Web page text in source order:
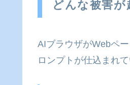
どんな被害が
AIブラウザがWebペ
ロンプトが仕込まれ